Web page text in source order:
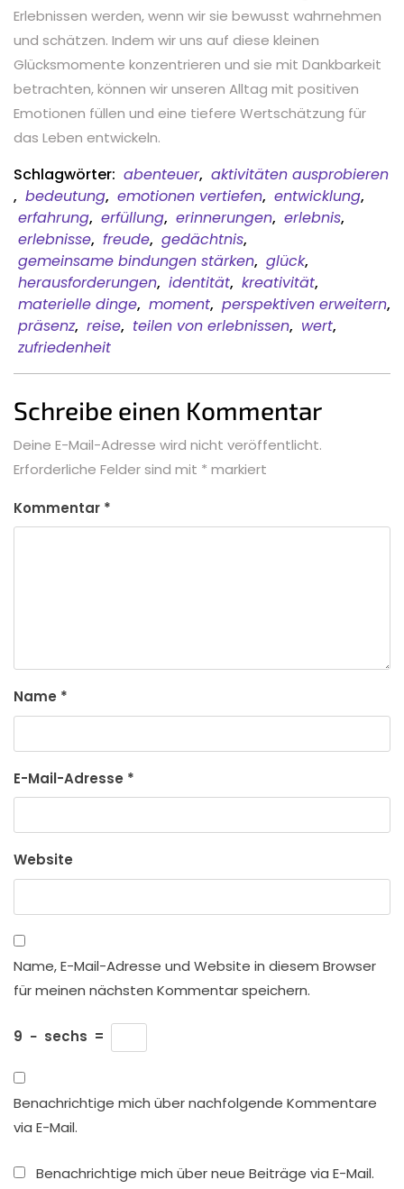
Erlebnissen werden, wenn wir sie bewusst wahrnehmen
und schätzen. Indem wir uns auf diese kleinen
Glücksmomente konzentrieren und sie mit Dankbarkeit
betrachten, können wir unseren Alltag mit positiven
Emotionen füllen und eine tiefere Wertschätzung für
das Leben entwickeln.
Schlagwörter: abenteuer, aktivitäten ausprobieren
, bedeutung, emotionen vertiefen, entwicklung,
erfahrung, erfüllung, erinnerungen, erlebnis,
erlebnisse, freude, gedächtnis,
gemeinsame bindungen stärken, glück,
herausforderungen, identität, kreativität,
materielle dinge, moment, perspektiven erweitern,
präsenz, reise, teilen von erlebnissen, wert,
zufriedenheit
Schreibe einen Kommentar
Deine E-Mail-Adresse wird nicht veröffentlicht.
Erforderliche Felder sind mit * markiert
Kommentar *
Name *
E-Mail-Adresse *
Website
Name, E-Mail-Adresse und Website in diesem Browser
für meinen nächsten Kommentar speichern.
9 − sechs =
Benachrichtige mich über nachfolgende Kommentare
via E-Mail.
Benachrichtige mich über neue Beiträge via E-Mail.